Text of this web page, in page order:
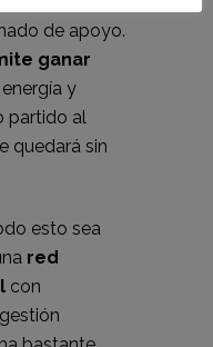
de apoyo.
ganar
y
partido al
quedará sin
esto sea
red
con